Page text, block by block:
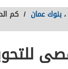
، بنوك عمان / كم